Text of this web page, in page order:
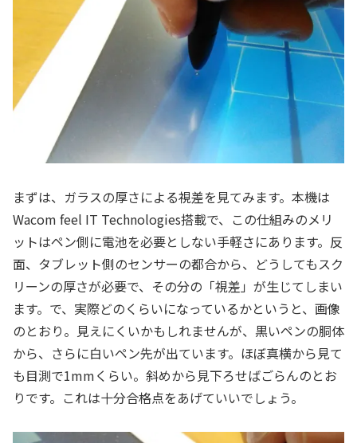
まずは、ガラスの厚さによる視差を見てみます。本機は
Wacom feel IT Technologies搭載で、この仕組みのメリ
ットはペン側に電池を必要としない手軽さにあります。反
面、タブレット側のセンサーの都合から、どうしてもスク
リーンの厚さが必要で、その分の「視差」が生じてしまい
ます。で、実際どのくらいになっているかというと、画像
のとおり。見えにくいかもしれませんが、黒いペンの胴体
から、さらに白いペン先が出ています。ほぼ真横から見て
も目測で1mmくらい。斜めから見下ろせばごらんのとお
りです。これは十分合格点をあげていいでしょう。